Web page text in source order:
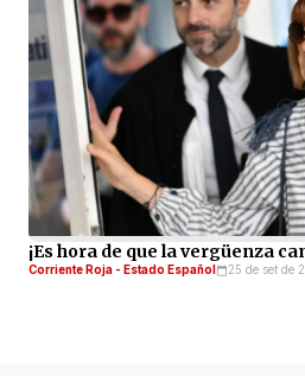
¡Es hora de que la vergüenza
Corriente Roja - Estado Español 25 de set de